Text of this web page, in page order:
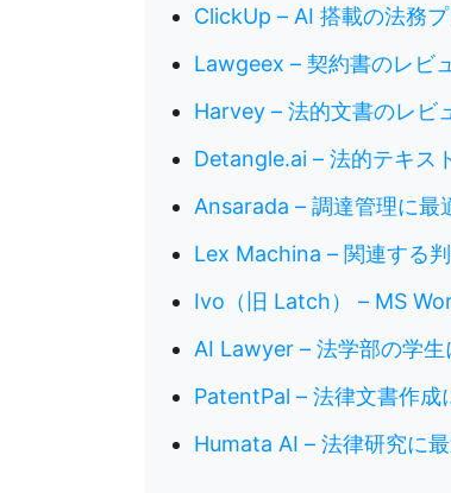
ClickUp – AI 搭載の法務
Lawgeex – 契約書のレビ
Harvey – 法的文書のレビ
Detangle.ai – 法的テキス
Ansarada – 調達管理に最
Lex Machina – 関連する
Ivo（旧 Latch） – MS
AI Lawyer – 法学部の学生
PatentPal – 法律文書作成
Humata AI – 法律研究に